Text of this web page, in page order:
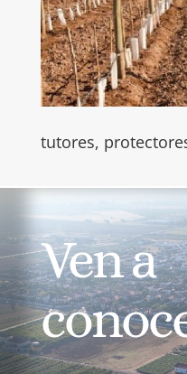
tutores,
Ven a